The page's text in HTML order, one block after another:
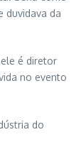
duvidava da
é diretor
no evento
do